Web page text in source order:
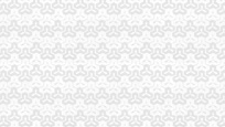
长会议精
农民工自主创业 半年减费近百万
销工商局长会议精
长会议精
领导意见和建议